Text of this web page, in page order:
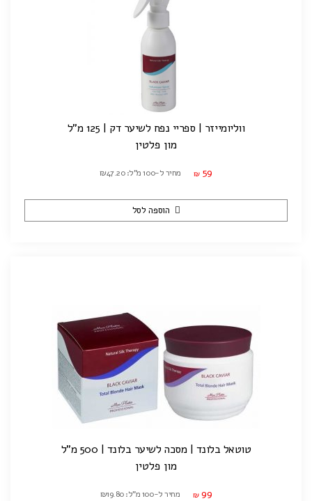
ווליומייזר | ספריי נפח לשיער דק | 125 מ"ל
מון פלטין
₪ 59 מחיר ל-100 מ"ל: ₪47.20
הוספה לסל
טוטאל בלונד | מסכה לשיער בלונד | 500 מ"ל
מון פלטין
₪ 99 מחיר ל-100 מ"ל: ₪19.80